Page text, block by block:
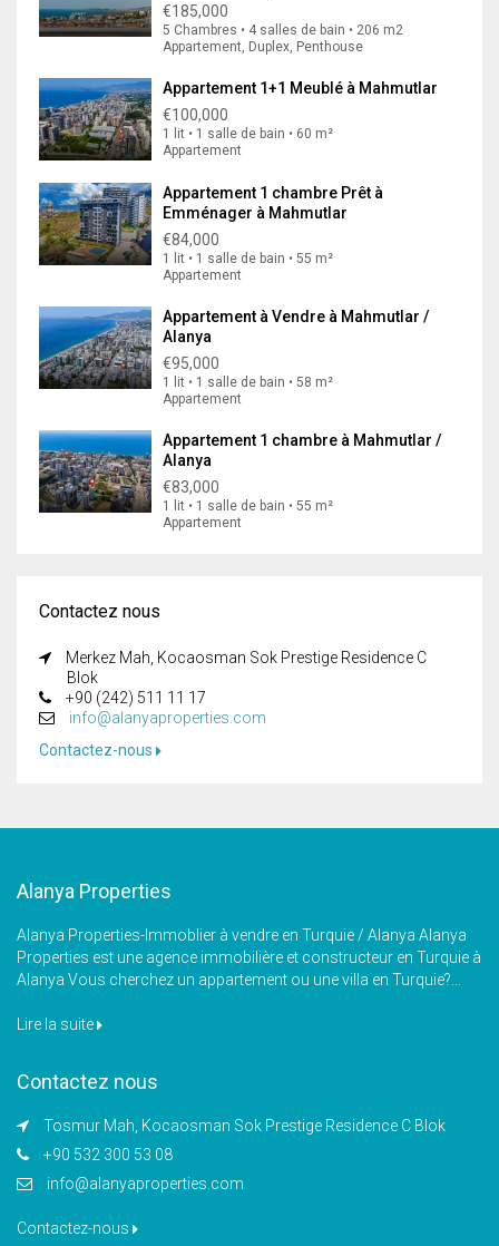
€185,000
5 Chambres • 4 salles de bain • 206 m2
Appartement, Duplex, Penthouse
Appartement 1+1 Meublé à Mahmutlar
€100,000
1 lit • 1 salle de bain • 60 m²
Appartement
Appartement 1 chambre Prêt à
Emménager à Mahmutlar
€84,000
1 lit • 1 salle de bain • 55 m²
Appartement
Appartement à Vendre à Mahmutlar /
Alanya
€95,000
1 lit • 1 salle de bain • 58 m²
Appartement
Appartement 1 chambre à Mahmutlar /
Alanya
€83,000
1 lit • 1 salle de bain • 55 m²
Appartement
Contactez nous
Merkez Mah, Kocaosman Sok Prestige Residence C
Blok
+90 (242) 511 11 17
info@alanyaproperties.com
Contactez-nous
Alanya Properties
Alanya Properties-Immoblier à vendre en Turquie / Alanya Alanya
Properties est une agence immobilière et constructeur en Turquie à
Alanya Vous cherchez un appartement ou une villa en Turquie?...
Lire la suite
Contactez nous
Tosmur Mah, Kocaosman Sok Prestige Residence C Blok
+90 532 300 53 08
info@alanyaproperties.com
Contactez-nous